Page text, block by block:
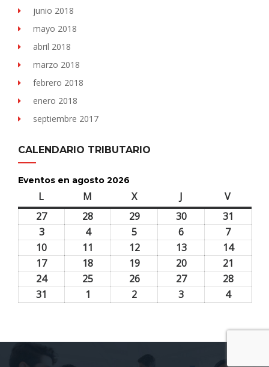
junio 2018
mayo 2018
abril 2018
marzo 2018
febrero 2018
enero 2018
septiembre 2017
CALENDARIO TRIBUTARIO
Eventos en agosto 2026
L M Xmiércoles J Vviernes
2727
28 2929
2026
3030
2026
31
2026
33
agosto,
2026
44
agosto,
2026
5
agosto,
2026
6
agosto,
2026
77
agosto,
2026
10
agosto,
2026
11 1212
agosto,
2026
1313
agosto,
2026
1414
2026
1717
agosto,
18 1919
agosto,
2020
agosto,
21
agosto,
2424
25 2626
2727
2828
31 1 2 3 44